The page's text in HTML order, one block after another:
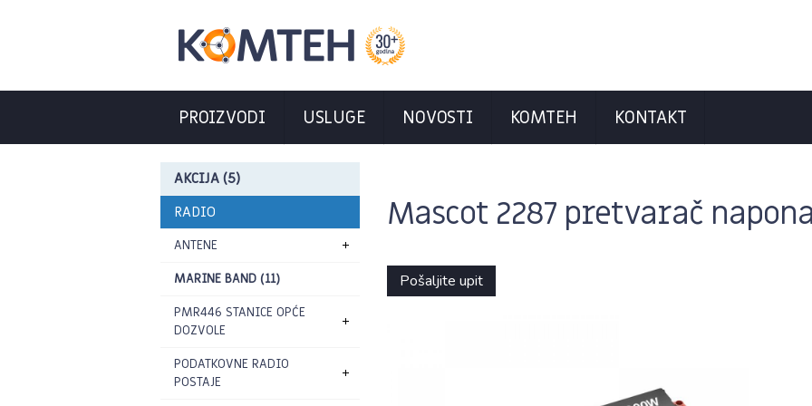
PROIZVODI USLUGE NOVOSTI KOMTEH KONTAKT
AKCIJA (5)
RADIO
ANTENE
MARINE BAND (11)
PMR446 STANICE OPĆE
DOZVOLE
PODATKOVNE RADIO
POSTAJE
Mascot 2287 pretvarač
Pošaljite upit